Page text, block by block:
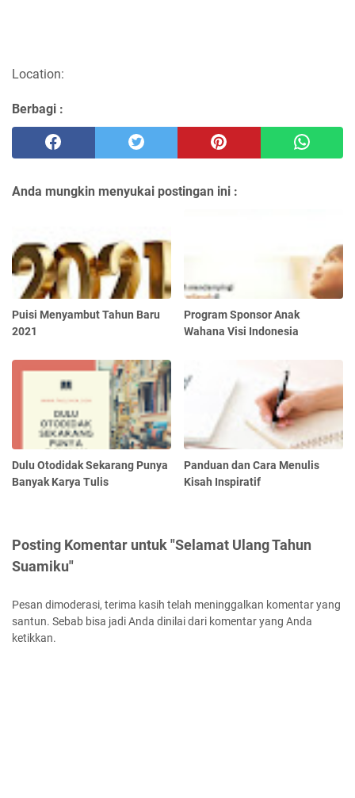
Location:
Berbagi :
Anda mungkin menyukai postingan ini :
Puisi Menyambut Tahun Baru
2021
Program Sponsor Anak
Wahana Visi Indonesia
Dulu Otodidak Sekarang Punya
Banyak Karya Tulis
Panduan dan Cara Menulis
Kisah Inspiratif
Posting Komentar untuk "Selamat Ulang Tahun
Suamiku"
Pesan dimoderasi, terima kasih telah meninggalkan komentar yang
santun. Sebab bisa jadi Anda dinilai dari komentar yang Anda
ketikkan.